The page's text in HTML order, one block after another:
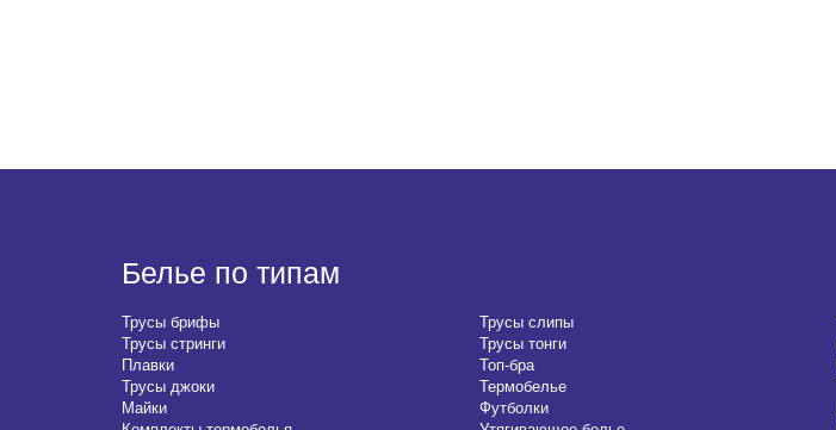
Белье по типам
Трусы брифы Трусы слипы
Трусы стринги
Трусы тонги
Плавки
Топ-бра
Трусы джоки
Термобелье
Майки
Футболки